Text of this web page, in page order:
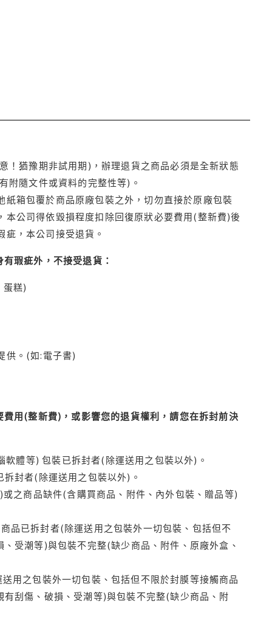
！猶豫期非試用期)，辦理退貨之商品必須是全新狀態
附隨文件或資料的完整性等)。
箱包覆於商品原廠包裝之外，切勿直接於原廠包裝
公司得依毀損程度扣除回復原狀必要費用(整新費)後
，本公司接受退貨。
瑕疵外，不接受退貨：
蛋糕)
供。(如:電子書)
用(整新費)，或影響您的退貨權利，請您在拆封前決
體等) 包裝已拆封者(除運送用之包裝以外)。
封者(除運送用之包裝以外)。
之商品缺件(含購買商品、附件、內外包裝、贈品等)
品已拆封者(除運送用之包裝外一切包裝、包括但不
受潮等)與包裝不完整(缺少商品、附件、原廠外盒、
用之包裝外一切包裝、包括但不限於封膜等接觸商品
刮傷、破損、受潮等)與包裝不完整(缺少商品、附